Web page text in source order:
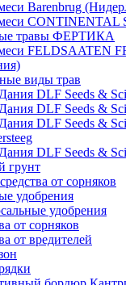
Barenbrug
CONTINENTAL
травы ФЕРТИКА
FELDSAATEN
виды трав
DLF Seeds &
DLF Seeds &
DLF Seeds &
DLF Seeds &
грунт
от сорняков
удобрения
удобрения
от сорняков
от вредителей